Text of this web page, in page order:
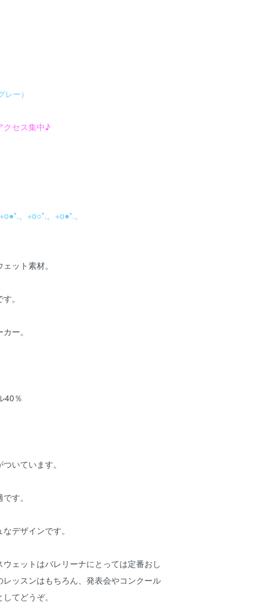
ー）
セス集中♪
。+o○*.。+o●*.。
ット素材。
。
ー。
40％
いています。
す。
デザインです。
ェットはバレリーナにとっては定番おし
ッスンはもちろん、発表会やコンクール
てどうぞ。